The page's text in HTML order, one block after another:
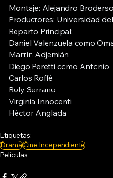
Montaje: Alejandro
Productores: Universidad
Reparto Principal:
Daniel Valenzuela como
Martín Adjemián
Diego Peretti como Antonio
Carlos Roffé
Roly Serrano
Virginia Innocenti
Héctor Anglada
Etiquetas:
DramaCine Independiente
Películas